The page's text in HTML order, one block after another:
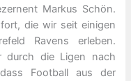
Markus Schön.
die wir seit einigen
Ravens erleben.
durch die Ligen nach
Football aus der